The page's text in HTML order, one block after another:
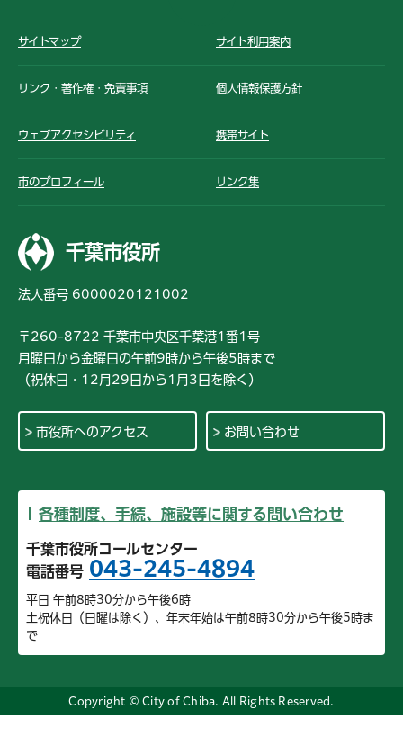
サイトマップ サイト利用案内
リンク・著作権・免責事項 個人情報保護方針
ウェブアクセシビリティ 携帯サイト
市のプロフィール リンク集
千葉市役所
法人番号 6000020121002
〒260-8722 千葉市中央区千葉港1番1号
月曜日から金曜日の午前9時から午後5時まで
（祝休日・12月29日から1月3日を除く）
市役所へのアクセス お問い合わせ
各種制度、手続、施設等に関する問い合わせ
千葉市役所コールセンター
電話番号 043-245-4894
平日 午前8時30分から午後6時
土祝休日（日曜は除く）、年末年始は午前8時30分から午後5時ま
で
Copyright © City of Chiba. All Rights Reserved.